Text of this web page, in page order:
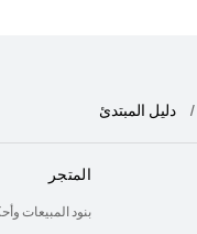
دليل المبتدئ
المتجر
بنود المبيعات